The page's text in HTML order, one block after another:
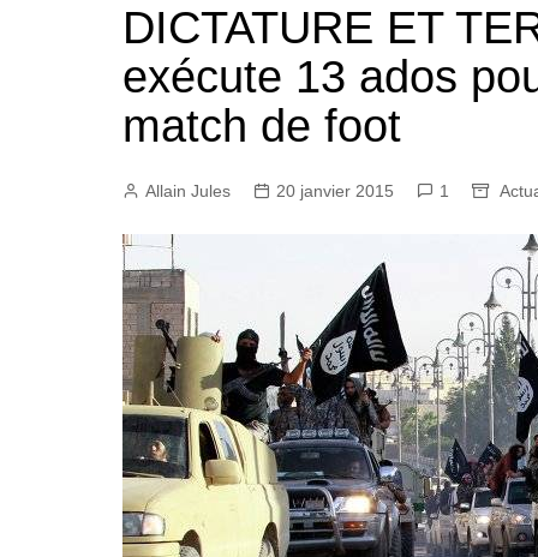
DICTATURE ET
exécute 13 ados
match de foot
Allain Jules 20 janvier 2015 1